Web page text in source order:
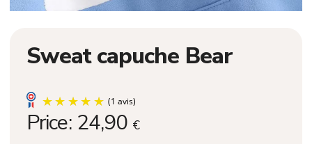
Sweat capuche Bear
Price: 24,90 €